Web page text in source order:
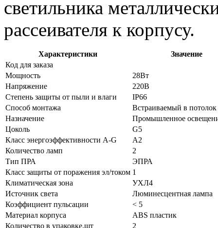
светильника
рассеивателя к корпусу.
Характеристики
Значение
Код для заказа
Мощность
28Вт
Напряжение
220В
Степень защиты от пыли и влаги
IP66
Способ монтажа
Встраиваемый в потолок
Назначение
Промышленное
Цоколь
G5
Класс энергоэффективности A-G
А2
Количество ламп
2
Тип ПРА
ЭПРА
Класс защиты от поражения эл/током 1
Климатическая зона
УХЛ4
Источник света
Люминесцентная лампа
Коэффициент пульсации
< 5
Материал корпуса
ABS пластик
Количество в упаковке,шт
2